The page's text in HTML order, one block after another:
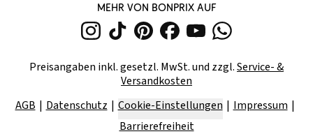
MEHR VON BONPRIX AUF
Preisangaben inkl. gesetzl. MwSt. und zzgl.Service- &
Versandkosten
AGB
Datenschutz Cookie-Einstellungen
Impressum
Barrierefreiheit